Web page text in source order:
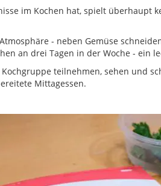
im Kochen hat, spielt überhaupt
- neben Gemüse
an drei Tagen in der Woche - ein
teilnehmen, sehen und
Mittagessen.